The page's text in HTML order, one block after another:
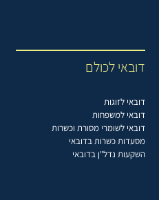
דובאי לכולם
דובאי לזוגות
דובאי למשפחות
דובאי לשומרי מסורת וכשרות
מסעדות כשרות בדובאי
השקעות נדל"ן בדובאי